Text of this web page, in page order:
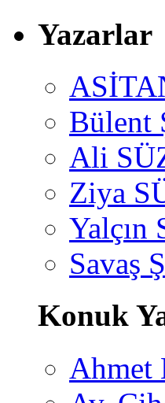
Yazarlar
Bülent
Ali
Ziya
Yalçın
Savaş
Konuk
Ahmet